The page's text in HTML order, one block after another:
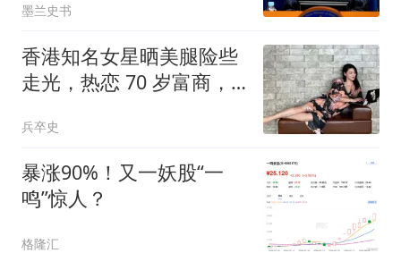
墨兰史书
香港知名女星晒美腿险些
走光，热恋 70 岁富商，
兵卒史
暴涨90%！又一妖股“一
鸣”惊人？
格隆汇